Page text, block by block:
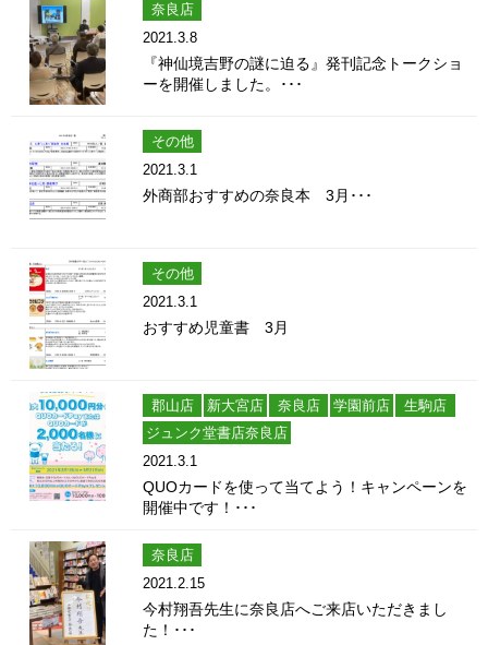
奈良店
2021.3.8
『神仙境吉野の謎に迫る』発刊記念トークショ
ーを開催しました。･･･
その他
2021.3.1
外商部おすすめの奈良本 3月･･･
その他
2021.3.1
おすすめ児童書 3月
郡山店 新大宮店 奈良店 学園前店
生駒店
ジュンク堂書店奈良店
2021.3.1
QUOカードを使って当てよう！キャンペーンを
開催中です！･･･
奈良店
2021.2.15
今村翔吾先生に奈良店へご来店いただきまし
た！･･･